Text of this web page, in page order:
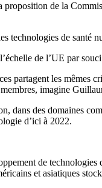
proposition de la
technologies de santé
de l’UE par
partagent les mêmes
imagine
dans des domaines
d’ici à 2022.
de technologies
et asiatiques